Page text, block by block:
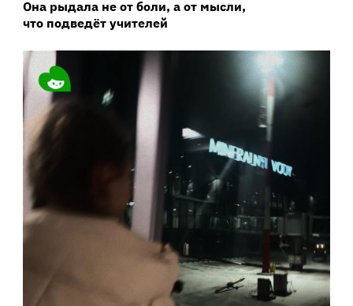
Она рыдала не от боли, а от мысли,
что подведёт учителей